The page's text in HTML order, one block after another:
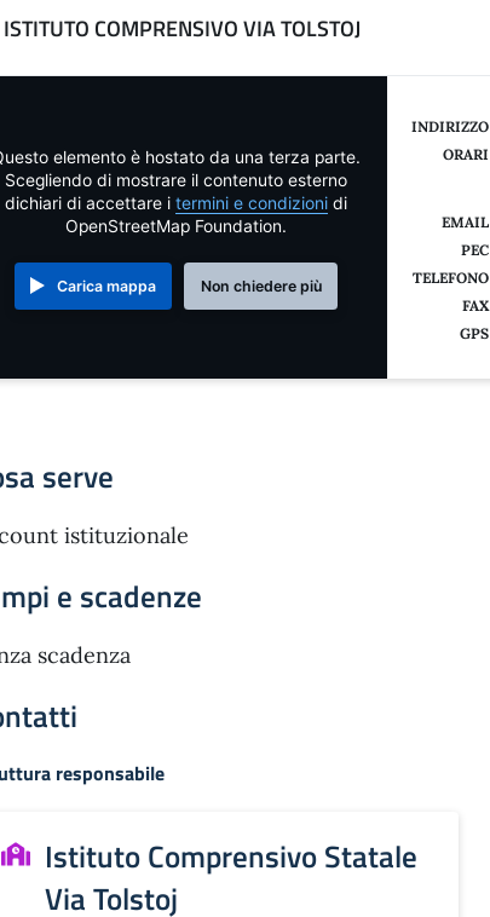
ISTITUTO COMPRENSIVO VIA TOLSTOJ
elemento è hostato da una terza parte.
Scegliendo di mostrare il contenuto esterno
dichiari di accettare i termini e condizionidi
OpenStreetMap Foundation.
Carica mappa Non chiedere più
INDIRIZZO
ORARI
EMAIL
PEC
TELEFONO
FAX
GPS
serve
istituzionale
e scadenze
scadenza
responsabile
Istituto Comprensivo Statale
Via Tolstoj